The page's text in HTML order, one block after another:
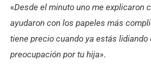
«Desde el minuto uno me explicaron
ayudaron con los papeles más
tiene precio cuando ya estás lidiando
preocupación por tu hija».